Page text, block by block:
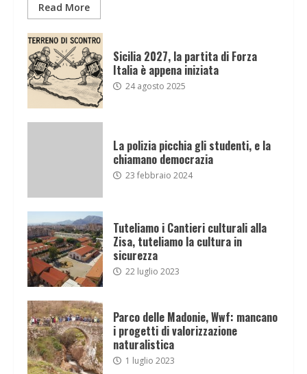
Read More
Sicilia 2027, la partita di Forza
Italia è appena iniziata
24 agosto 2025
La polizia picchia gli studenti, e la
chiamano democrazia
23 febbraio 2024
Tuteliamo i Cantieri culturali alla
Zisa, tuteliamo la cultura in
sicurezza
22 luglio 2023
Parco delle Madonie, Wwf: mancano
i progetti di valorizzazione
naturalistica
1 luglio 2023